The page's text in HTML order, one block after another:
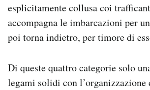
esplicitamente collusa coi
accompagna le imbarcazioni per
poi torna indietro, per timore di
Di queste quattro categorie solo
legami solidi con